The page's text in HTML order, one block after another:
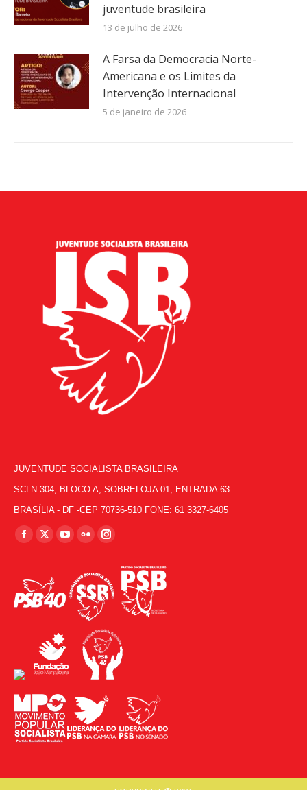
juventude brasileira
13 de julho de 2026
A Farsa da Democracia Norte-
Americana e os Limites da
Intervenção Internacional
5 de janeiro de 2026
JUVENTUDE SOCIALISTA BRASILEIRA
SCLN 304, BLOCO A, SOBRELOJA 01, ENTRADA 63
BRASÍLIA - DF -CEP 70736-510 FONE: 61 3327-6405
Encontre-nos em:
Facebook
opens
in
X
opens
in
window
YouTube
opens
in
new
window
Flickr
opens
in
new
window
Instagram
opens
in
window